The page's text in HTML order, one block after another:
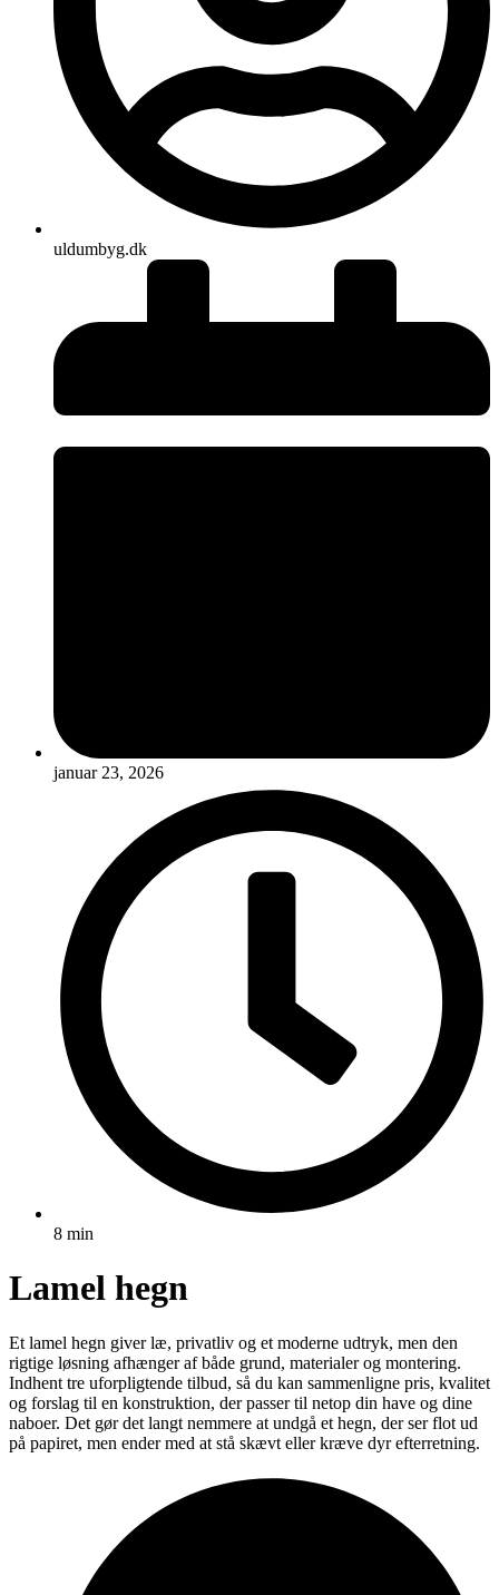
uldumbyg.dk
januar 23, 2026
8 min
Lamel hegn
Et lamel hegn giver læ, privatliv og et moderne udtryk, men den
rigtige løsning afhænger af både grund, materialer og montering.
Indhent tre uforpligtende tilbud, så du kan sammenligne pris, kvalitet
og forslag til en konstruktion, der passer til netop din have og dine
naboer. Det gør det langt nemmere at undgå et hegn, der ser flot ud
på papiret, men ender med at stå skævt eller kræve dyr efterretning.